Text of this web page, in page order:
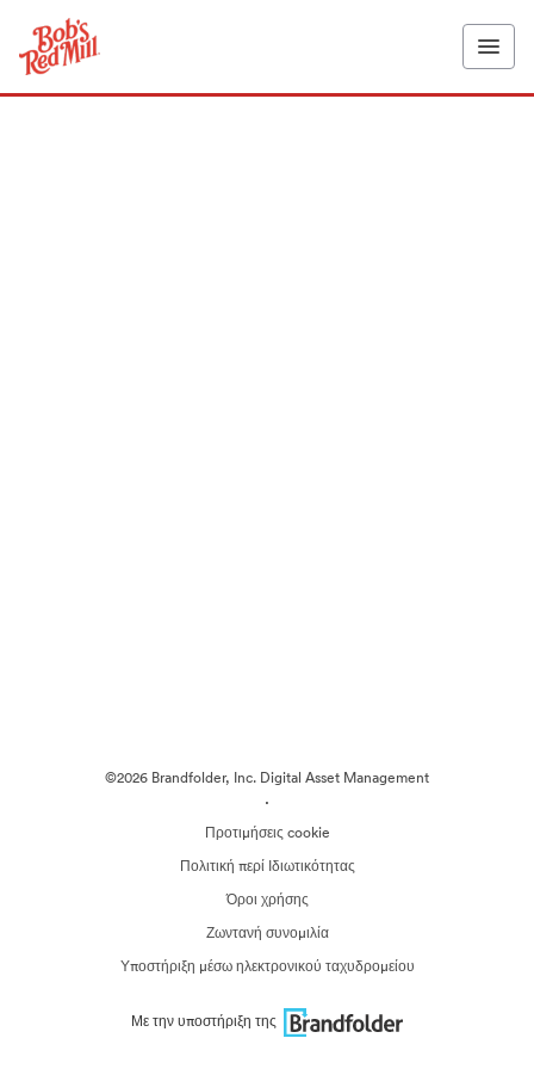
©2026 Brandfolder, Inc. Digital Asset Management
·
Προτιμήσεις cookie
Πολιτική περί Ιδιωτικότητας
Όροι χρήσης
Ζωντανή συνομιλία
Υποστήριξη μέσω ηλεκτρονικού ταχυδρομείου
Με την υποστήριξη της